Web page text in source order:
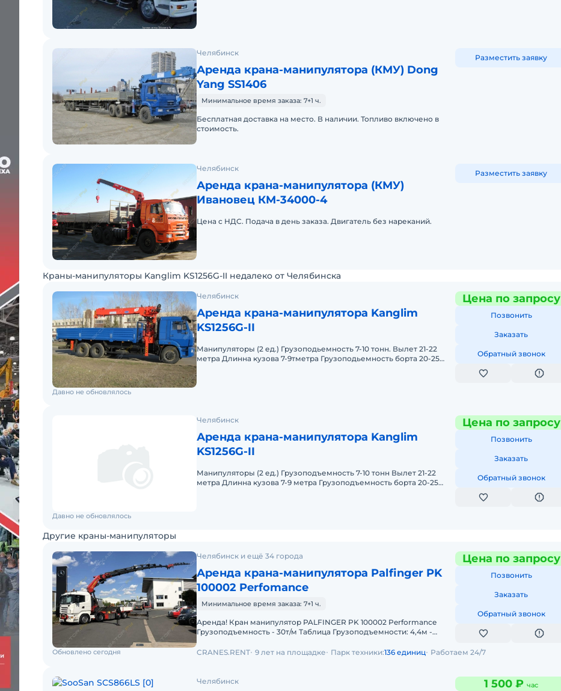
Челябинск
Аренда крана-манипулятора (КМУ) Dong
Yang SS1406
Минимальное время заказа: 7+1 ч.
Бесплатная доставка на место. В наличии. Топливо включено в
стоимость.
Разместить заявку
Челябинск
Аренда крана-манипулятора (КМУ)
Ивановец КМ-34000-4
Цена с НДС. Подача в день заказа. Двигатель без нареканий.
Разместить заявку
Краны-манипуляторы Kanglim KS1256G-II недалеко от Челябинска
Челябинск
Аренда крана-манипулятора Kanglim
KS1256G-II
Манипуляторы (2 ед.) Грузоподьемность 7-10 тонн. Вылет 21-22
метра Длинна кузова 7-9тметра Грузоподьемность борта 20-25
Цена по запросу
Позвонить
Заказать
Обратный звонок
Давно не обновлялось
Челябинск
Аренда крана-манипулятора Kanglim
KS1256G-II
Манипуляторы (2 ед.) Грузоподъемность 7-10 тонн Вылет 21-22
метра Длинна кузова 7-9 метра Грузоподъемность борта 20-25
Цена по запросу
Позвонить
Заказать
Обратный звонок
Давно не обновлялось
Другие краны-манипуляторы
Челябинск и ещё 34 города
Аренда крана-манипулятора Palfinger PK
100002 Perfomance
Минимальное время заказа: 7+1 ч.
Аренда! Кран манипулятор PALFINGER PK 100002 Performance
Грузоподъемность - 30т/м Таблица Грузоподъемности: 4,4м -
Цена по запросу
Позвонить
Заказать
Обратный звонок
Обновлено сегодня CRANES.RENT 9 лет на площадке Парк техники:136 единиц Работаем 24/7
Челябинск 1 500 ₽ час